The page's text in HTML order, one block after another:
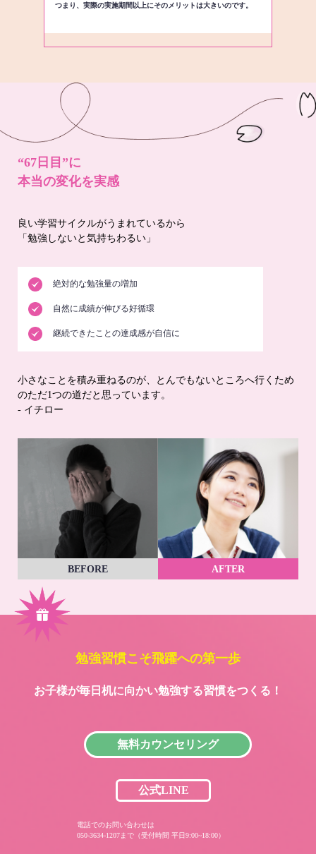
つまり、実際の実施期間以上にそのメリットは大きいのです。
“67日目”に
本当の変化を実感
良い学習サイクルがうまれているから
「勉強しないと気持ちわるい」
絶対的な勉強量の増加
自然に成績が伸びる好循環
継続できたことの達成感が自信に
小さなことを積み重ねるのが、とんでもないところへ行くため
のただ1つの道だと思っています。
- イチロー
BEFORE AFTER
勉強習慣こそ飛躍への第一歩
お子様が毎日机に向かい勉強する習慣をつくる！
無料カウンセリング
公式LINE
電話でのお問い合わせは
050-3634-1207まで（受付時間 平日9:00~18:00）